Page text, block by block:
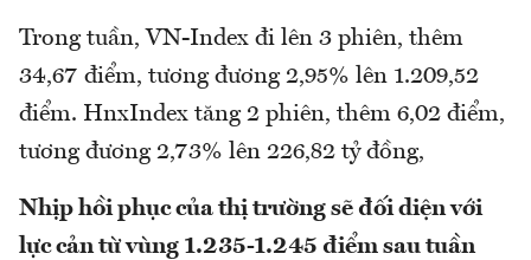
Trong tuần, VN-Index đi lên 3 phiên, thêm
34,67 điểm, tương đương 2,95% lên 1.209,52
điểm. HnxIndex tăng 2 phiên, thêm 6,02 điểm,
tương đương 2,73% lên 226,82 tỷ đồng,
Nhịp hồi phục của thị trường sẽ đối diện với
lực cản từ vùng 1.235-1.245 điểm sau tuần